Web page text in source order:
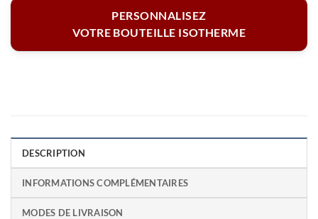
PERSONNALISEZ
VOTRE BOUTEILLE ISOTHERME
DESCRIPTION
INFORMATIONS COMPLÉMENTAIRES
MODES DE LIVRAISON